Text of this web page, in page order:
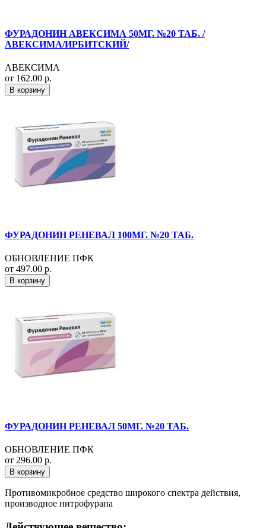
ФУРАДОНИН АВЕКСИМА 50МГ. №20 ТАБ. /
АВЕКСИМА/ИРБИТСКИЙ/
АВЕКСИМА
от 162.00 р.
В корзину
ФУРАДОНИН РЕНЕВАЛ 100МГ. №20 ТАБ.
ОБНОВЛЕНИЕ ПФК
от 497.00 р.
В корзину
ФУРАДОНИН РЕНЕВАЛ 50МГ. №20 ТАБ.
ОБНОВЛЕНИЕ ПФК
от 296.00 р.
В корзину
Противомикробное средство широкого спектра действия,
производное нитрофурана